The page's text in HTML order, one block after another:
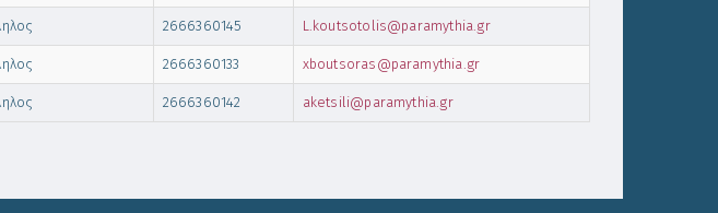
2666360145 L.koutsotolis@paramythia.gr
2666360133 xboutsoras@paramythia.gr
2666360142 aketsili@paramythia.gr